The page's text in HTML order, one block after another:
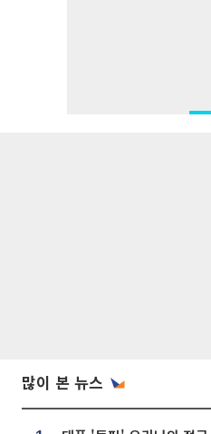
많이 본 뉴스